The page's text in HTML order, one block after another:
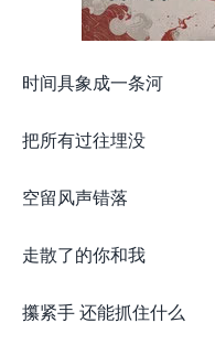
时间具象成一条河
把所有过往埋没
空留风声错落
走散了的你和我
攥紧手 还能抓住什么